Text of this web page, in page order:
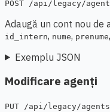
POST /api/legacy/
Adaugă un cont nou de
id_intern, nume, prenume,
Exemplu JSON
Modificare agenți
PUT /api/legacy/